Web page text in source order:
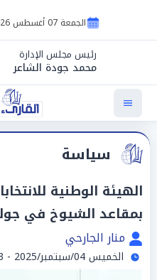
الجمعة 07 أغسطس 2026
رئيس مجلس الإدارة
محمد جودة الشاعر
سياسة
الهيئة الوطنية
بمقاعد الشيوخ في
منار الجارحي
الخميس 04/سبتمبر/2025 - 02:33 م